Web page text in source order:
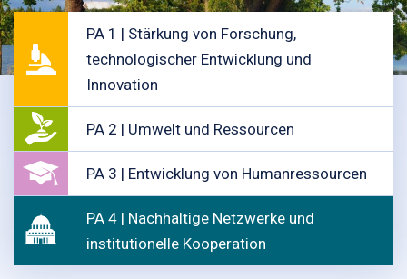
PA 1 | Stärkung von Forschung,
technologischer Entwicklung und
Innovation
PA 2 | Umwelt und Ressourcen
PA 3 | Entwicklung von Humanressourcen
PA 4 | Nachhaltige Netzwerke und
institutionelle Kooperation